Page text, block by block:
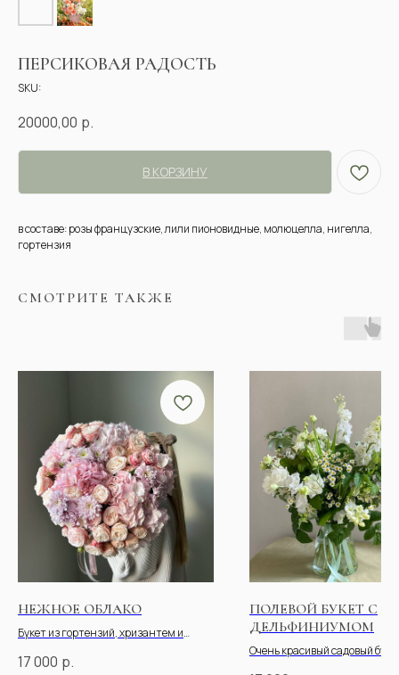
ПЕРСИКОВАЯ РАДОСТЬ
SKU:
20000,00 р.
В КОРЗИНУ
в составе: розы французские, лили пионовидные, молюцелла, нигелла,
гортензия
СМОТРИТЕ ТАКЖЕ
НЕЖНОЕ ОБЛАКО
Букет из гортензий, хризантем и
17 000 р.
ПОЛЕВОЙ БУКЕТ С
ДЕЛЬФИНИУМОМ
Очень красивый садовый